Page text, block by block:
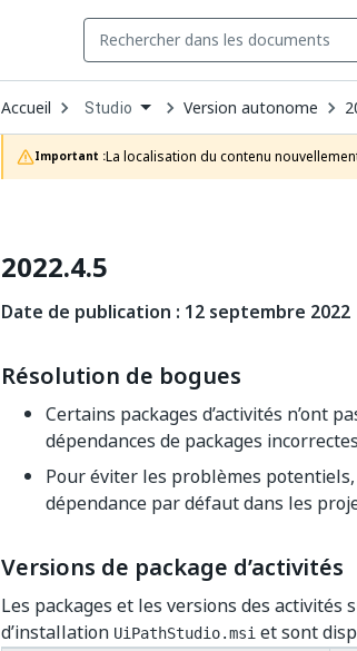
Accueil Open
Dropdown
to
choose
product
Studio Version autonome
Important :La localisation du contenu
2022.4.5
Date de publication : 12 septembre 2022
Résolution de bogues
Certains packages d’activités n’ont
dépendances de packages
Pour éviter les problèmes
dépendance par défaut dans les
Versions de package d’activités
Les packages et les versions des
d’installation UiPathStudio.msi et sont